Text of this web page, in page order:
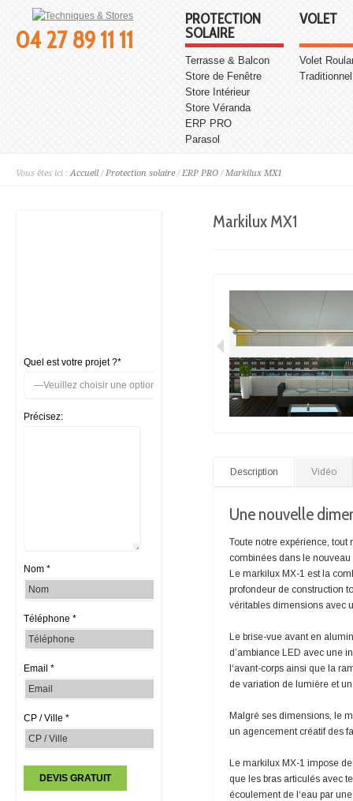
04 27 89 11 11
PROTECTION
SOLAIRE
Terrasse & Balcon
Store de Fenêtre
Store Intérieur
Store Véranda
ERP PRO
Parasol
VOLET
Volet
Traditionnel
Vous êtes ici :Accueil /Protection solaire /ERP PRO /Markilux MX1
Markilux MX1
Description Vidéo
Une nouvelle
Toute notre expérience,
combinées dans le
Le markilux MX-1 est la
profondeur de construction
véritables dimensions avec
Le brise-vue avant en
d’ambiance LED avec une
l‘avant-corps ainsi que la
de variation de lumière et
Malgré ses dimensions, le
un agencement créatif des
Le markilux MX-1 impose
que les bras articulés avec
écoulement de l‘eau par
Quel est votre projet ?*
Précisez:
Nom *
Téléphone *
Email *
CP / Ville *